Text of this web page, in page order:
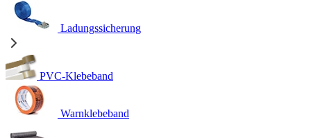
Ladungssicherung
PVC-Klebeband
Warnklebeband